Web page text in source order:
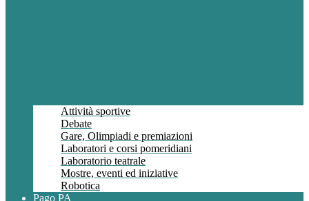
Attività sportive
Debate
Gare, Olimpiadi e premiazioni
Laboratori e corsi pomeridiani
Laboratorio teatrale
Mostre, eventi ed iniziative
Robotica
Pago PA